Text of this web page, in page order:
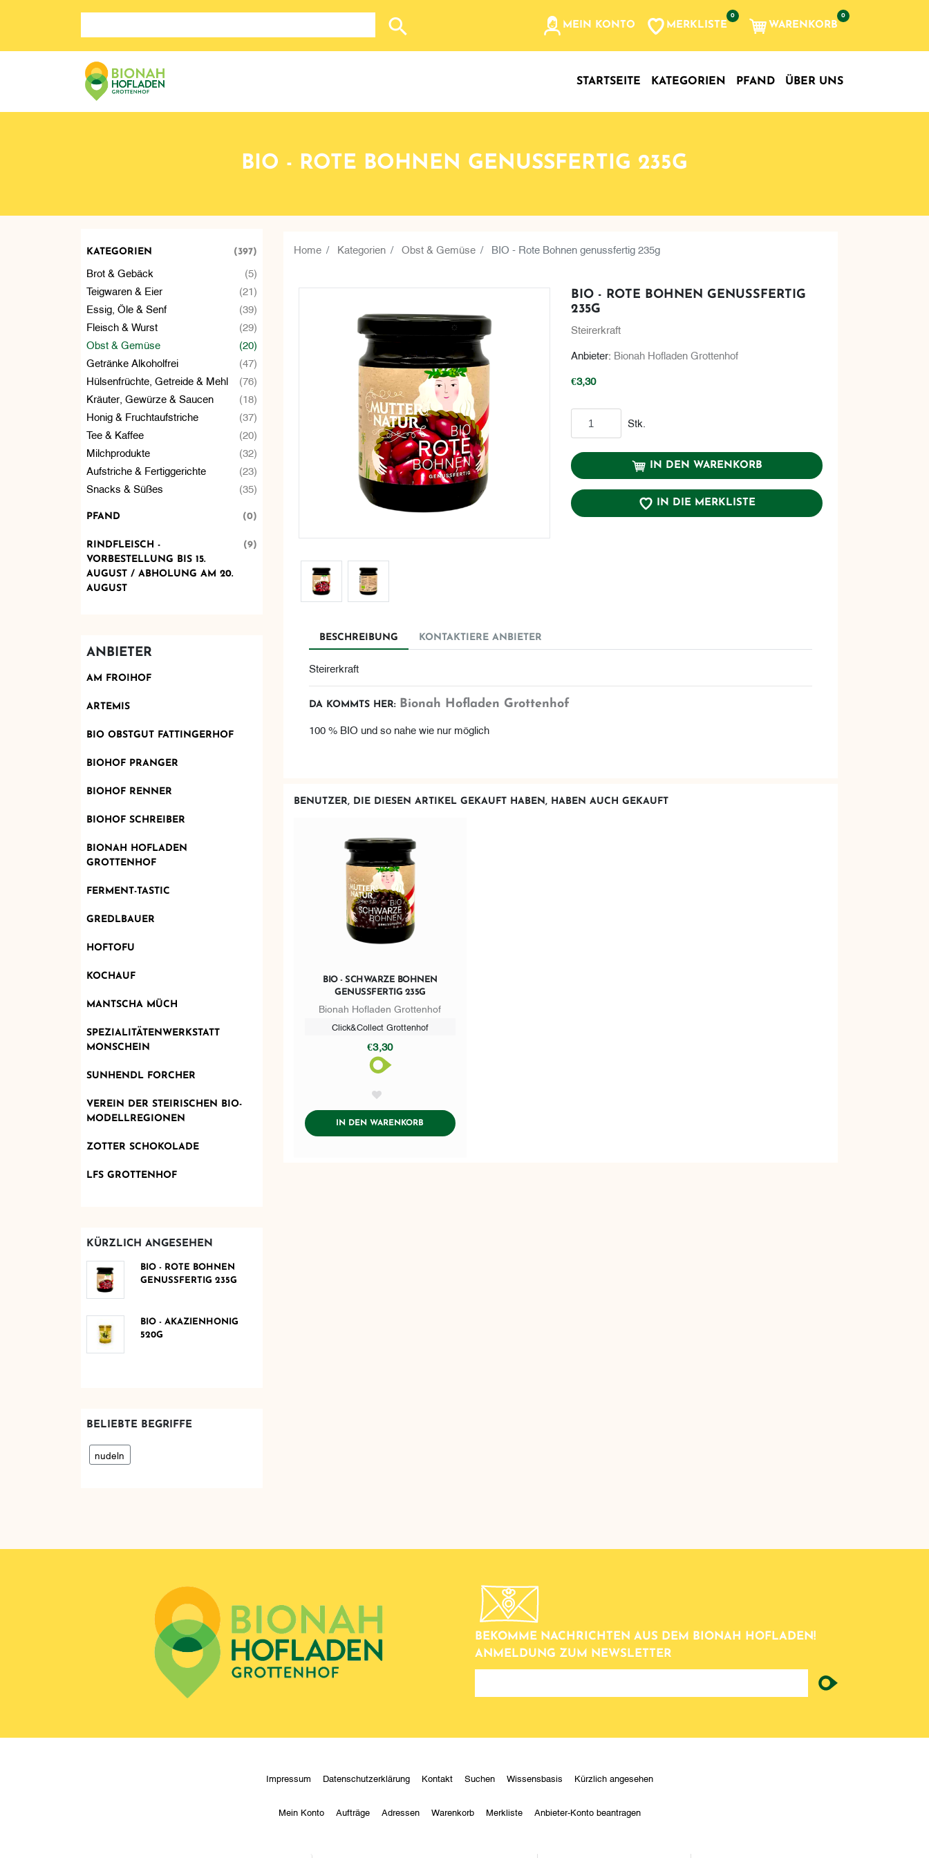
Suche nach: Zum Beispiel Wein, Fleisch, Keramik, Holz, etc...
MEIN KONTO MERKLISTE
0
WARENKORB
0
STARTSEITE KATEGORIEN PFAND ÜBER UNS
BIO - ROTE BOHNEN GENUSSFERTIG 235G
KATEGORIEN (397)
Brot & Gebäck (5)
Teigwaren & Eier (21)
Essig, Öle & Senf (39)
Fleisch & Wurst (29)
Obst & Gemüse (20)
Getränke Alkoholfrei (47)
Hülsenfrüchte, Getreide & Mehl (76)
Kräuter, Gewürze & Saucen (18)
Honig & Fruchtaufstriche (37)
Tee & Kaffee (20)
Milchprodukte (32)
Aufstriche & Fertiggerichte (23)
Snacks & Süßes (35)
PFAND (0)
RINDFLEISCH -
VORBESTELLUNG BIS 15.
AUGUST / ABHOLUNG AM 20.
AUGUST
(9)
ANBIETER
AM FROIHOF
ARTEMIS
BIO OBSTGUT FATTINGERHOF
BIOHOF PRANGER
BIOHOF RENNER
BIOHOF SCHREIBER
BIONAH HOFLADEN
GROTTENHOF
FERMENT-TASTIC
GREDLBAUER
HOFTOFU
KOCHAUF
MANTSCHA MÜCH
SPEZIALITÄTENWERKSTATT
MONSCHEIN
SUNHENDL FORCHER
VEREIN DER STEIRISCHEN BIO-
MODELLREGIONEN
ZOTTER SCHOKOLADE
LFS GROTTENHOF
KÜRZLICH ANGESEHEN
BIO - ROTE BOHNEN
GENUSSFERTIG 235G
BIO - AKAZIENHONIG
520G
BELIEBTE BEGRIFFE
nudeln
Home Kategorien Obst & Gemüse BIO - Rote Bohnen genussfertig 235g
BIO - ROTE BOHNEN GENUSSFERTIG
235G
Steirerkraft
Anbieter: Bionah Hofladen Grottenhof
€3,30
Stk.
IN DEN WARENKORB
IN DIE MERKLISTE
BESCHREIBUNG KONTAKTIERE ANBIETER
Steirerkraft
DA KOMMTS HER: Bionah Hofladen Grottenhof
100 % BIO und so nahe wie nur möglich
BENUTZER, DIE DIESEN ARTIKEL GEKAUFT HABEN, HABEN AUCH GEKAUFT
BIO - SCHWARZE BOHNEN
GENUSSFERTIG 235G
Bionah Hofladen Grottenhof
Click&Collect Grottenhof
€3,30
IN DEN WARENKORBADDTOCART
BEKOMME NACHRICHTEN AUS DEM BIONAH HOFLADEN!
ANMELDUNG ZUM NEWSLETTER
newsletter
Impressum Datenschutzerklärung Kontakt Suchen Wissensbasis Kürzlich angesehen
Mein Konto Aufträge Adressen Warenkorb Merkliste Anbieter-Konto beantragen